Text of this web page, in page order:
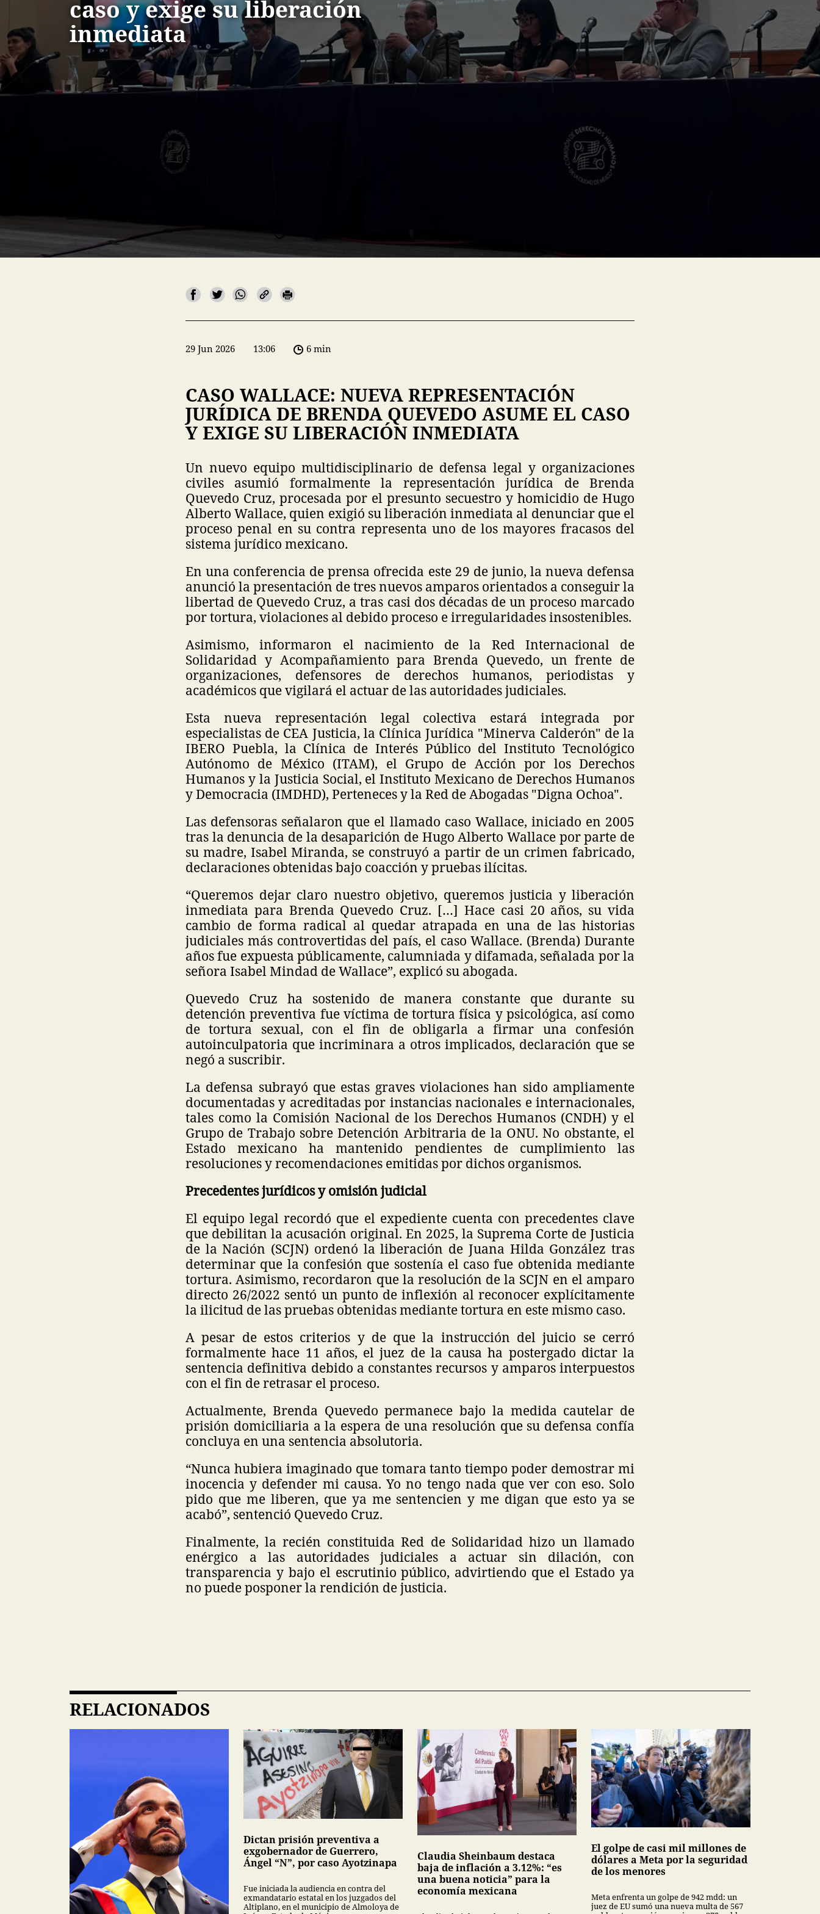
caso y exige su liberación
inmediata
29 Jun 2026 13:06 6 min
CASO WALLACE: NUEVA REPRESENTACIÓN
JURÍDICA DE BRENDA QUEVEDO ASUME EL CASO
Y EXIGE SU LIBERACIÓN INMEDIATA
Un nuevo equipo multidisciplinario de defensa legal y organizaciones
civiles asumió formalmente la representación jurídica de Brenda
Quevedo Cruz, procesada por el presunto secuestro y homicidio de Hugo
Alberto Wallace, quien exigió su liberación inmediata al denunciar que el
proceso penal en su contra representa uno de los mayores fracasos del
sistema jurídico mexicano.
En una conferencia de prensa ofrecida este 29 de junio, la nueva defensa
anunció la presentación de tres nuevos amparos orientados a conseguir la
libertad de Quevedo Cruz, a tras casi dos décadas de un proceso marcado
por tortura, violaciones al debido proceso e irregularidades insostenibles.
Asimismo, informaron el nacimiento de la Red Internacional de
Solidaridad y Acompañamiento para Brenda Quevedo, un frente de
organizaciones, defensores de derechos humanos, periodistas y
académicos que vigilará el actuar de las autoridades judiciales.
Esta nueva representación legal colectiva estará integrada por
especialistas de CEA Justicia, la Clínica Jurídica "Minerva Calderón" de la
IBERO Puebla, la Clínica de Interés Público del Instituto Tecnológico
Autónomo de México (ITAM), el Grupo de Acción por los Derechos
Humanos y la Justicia Social, el Instituto Mexicano de Derechos Humanos
y Democracia (IMDHD), Perteneces y la Red de Abogadas "Digna Ochoa".
Las defensoras señalaron que el llamado caso Wallace, iniciado en 2005
tras la denuncia de la desaparición de Hugo Alberto Wallace por parte de
su madre, Isabel Miranda, se construyó a partir de un crimen fabricado,
declaraciones obtenidas bajo coacción y pruebas ilícitas.
“Queremos dejar claro nuestro objetivo, queremos justicia y liberación
inmediata para Brenda Quevedo Cruz. […] Hace casi 20 años, su vida
cambio de forma radical al quedar atrapada en una de las historias
judiciales más controvertidas del país, el caso Wallace. (Brenda) Durante
años fue expuesta públicamente, calumniada y difamada, señalada por la
señora Isabel Mindad de Wallace”, explicó su abogada.
Quevedo Cruz ha sostenido de manera constante que durante su
detención preventiva fue víctima de tortura física y psicológica, así como
de tortura sexual, con el fin de obligarla a firmar una confesión
autoinculpatoria que incriminara a otros implicados, declaración que se
negó a suscribir.
La defensa subrayó que estas graves violaciones han sido ampliamente
documentadas y acreditadas por instancias nacionales e internacionales,
tales como la Comisión Nacional de los Derechos Humanos (CNDH) y el
Grupo de Trabajo sobre Detención Arbitraria de la ONU. No obstante, el
Estado mexicano ha mantenido pendientes de cumplimiento las
resoluciones y recomendaciones emitidas por dichos organismos.
Precedentes jurídicos y omisión judicial
El equipo legal recordó que el expediente cuenta con precedentes clave
que debilitan la acusación original. En 2025, la Suprema Corte de Justicia
de la Nación (SCJN) ordenó la liberación de Juana Hilda González tras
determinar que la confesión que sostenía el caso fue obtenida mediante
tortura. Asimismo, recordaron que la resolución de la SCJN en el amparo
directo 26/2022 sentó un punto de inflexión al reconocer explícitamente
la ilicitud de las pruebas obtenidas mediante tortura en este mismo caso.
A pesar de estos criterios y de que la instrucción del juicio se cerró
formalmente hace 11 años, el juez de la causa ha postergado dictar la
sentencia definitiva debido a constantes recursos y amparos interpuestos
con el fin de retrasar el proceso.
Actualmente, Brenda Quevedo permanece bajo la medida cautelar de
prisión domiciliaria a la espera de una resolución que su defensa confía
concluya en una sentencia absolutoria.
“Nunca hubiera imaginado que tomara tanto tiempo poder demostrar mi
inocencia y defender mi causa. Yo no tengo nada que ver con eso. Solo
pido que me liberen, que ya me sentencien y me digan que esto ya se
acabó”, sentenció Quevedo Cruz.
Finalmente, la recién constituida Red de Solidaridad hizo un llamado
enérgico a las autoridades judiciales a actuar sin dilación, con
transparencia y bajo el escrutinio público, advirtiendo que el Estado ya
no puede posponer la rendición de justicia.
RELACIONADOS
Dictan prisión preventiva a
exgobernador de Guerrero,
Ángel “N”, por caso Ayotzinapa
Fue iniciada la audiencia en contra del
exmandatario estatal en los juzgados del
Altiplano, en el municipio de Almoloya de
Claudia Sheinbaum destaca
baja de inflación a 3.12%: “es
una buena noticia” para la
economía mexicana
El golpe de casi mil millones de
dólares a Meta por la seguridad
de los menores
Meta enfrenta un golpe de 942 mdd: un
juez de EU sumó una nueva multa de 567